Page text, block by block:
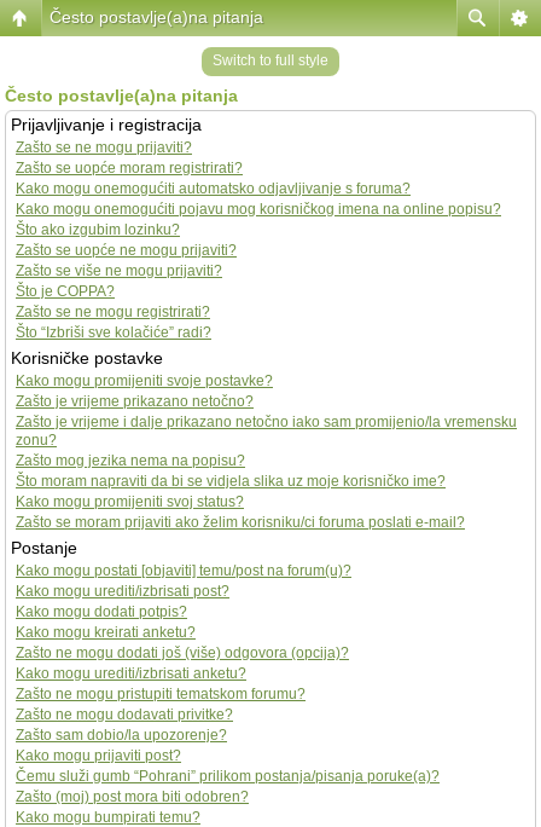
Često postavlje(a)na pitanja
Switch to full style
Često postavlje(a)na pitanja
Prijavljivanje i registracija
Zašto se ne mogu prijaviti?
Zašto se uopće moram registrirati?
Kako mogu onemogućiti automatsko odjavljivanje s foruma?
Kako mogu onemogućiti pojavu mog korisničkog imena na online popisu?
Što ako izgubim lozinku?
Zašto se uopće ne mogu prijaviti?
Zašto se više ne mogu prijaviti?
Što je COPPA?
Zašto se ne mogu registrirati?
Što “Izbriši sve kolačiće” radi?
Korisničke postavke
Kako mogu promijeniti svoje postavke?
Zašto je vrijeme prikazano netočno?
Zašto je vrijeme i dalje prikazano netočno iako sam promijenio/la vremensku
zonu?
Zašto mog jezika nema na popisu?
Što moram napraviti da bi se vidjela slika uz moje korisničko ime?
Kako mogu promijeniti svoj status?
Zašto se moram prijaviti ako želim korisniku/ci foruma poslati e-mail?
Postanje
Kako mogu postati [objaviti] temu/post na forum(u)?
Kako mogu urediti/izbrisati post?
Kako mogu dodati potpis?
Kako mogu kreirati anketu?
Zašto ne mogu dodati još (više) odgovora (opcija)?
Kako mogu urediti/izbrisati anketu?
Zašto ne mogu pristupiti tematskom forumu?
Zašto ne mogu dodavati privitke?
Zašto sam dobio/la upozorenje?
Kako mogu prijaviti post?
Čemu služi gumb “Pohrani” prilikom postanja/pisanja poruke(a)?
Zašto (moj) post mora biti odobren?
Kako mogu bumpirati temu?